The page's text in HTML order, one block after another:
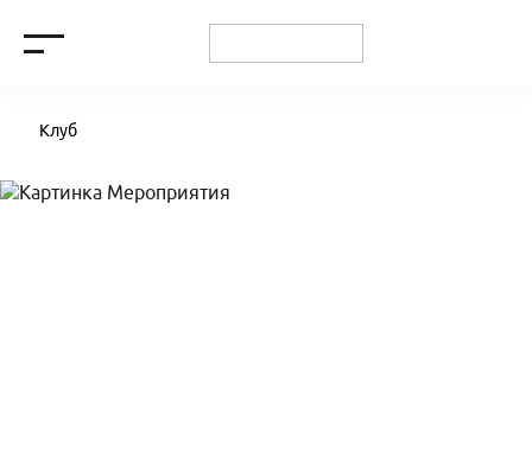
Клуб